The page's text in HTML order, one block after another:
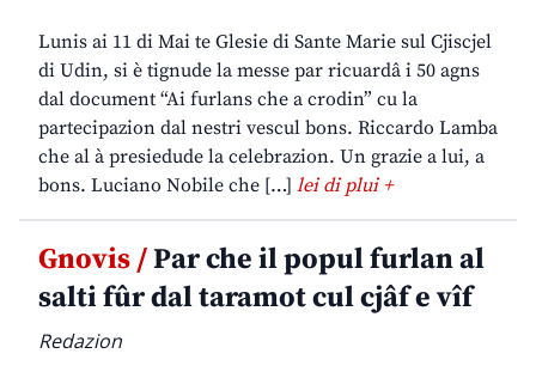
Lunis ai 11 di Mai te Glesie di Sante Marie sul Cjiscjel
di Udin, si è tignude la messe par ricuardâ i 50 agns
dal document “Ai furlans che a crodin” cu la
partecipazion dal nestri vescul bons. Riccardo Lamba
che al à presiedude la celebrazion. Un grazie a lui, a
bons. Luciano Nobile che […] lei di plui +
Gnovis /Par che il popul furlan al
salti fûr dal taramot cul cjâf e vîf
Redazion